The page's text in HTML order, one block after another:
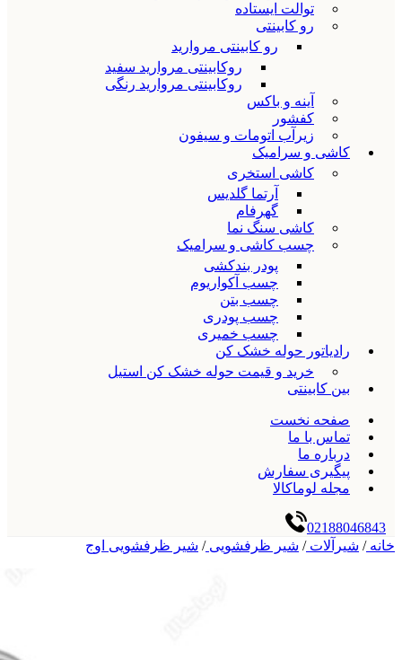
توالت ایستاده
رو کابینتی
رو کابینتی مروارید
روکابینتی مروارید سفید
روکابینتی مروارید رنگی
آینه و باکس
کفشور
زیرآب اتومات و سیفون
کاشی و سرامیک
کاشی استخری
آرتما گلدیس
گهرفام
کاشی سنگ نما
چسب کاشی و سرامیک
پودر بندکشی
چسب آکواریوم
چسب بتن
چسب پودری
چسب خمیری
رادیاتور حوله خشک کن
خرید و قیمت حوله خشک کن استیل
بین کابینتی
صفحه نخست
تماس با ما
درباره ما
پیگیری سفارش
مجله لوماکالا
02188046843
خانه/ شیرآلات/ شیر ظرفشویی/ شیر ظرفشویی اوج